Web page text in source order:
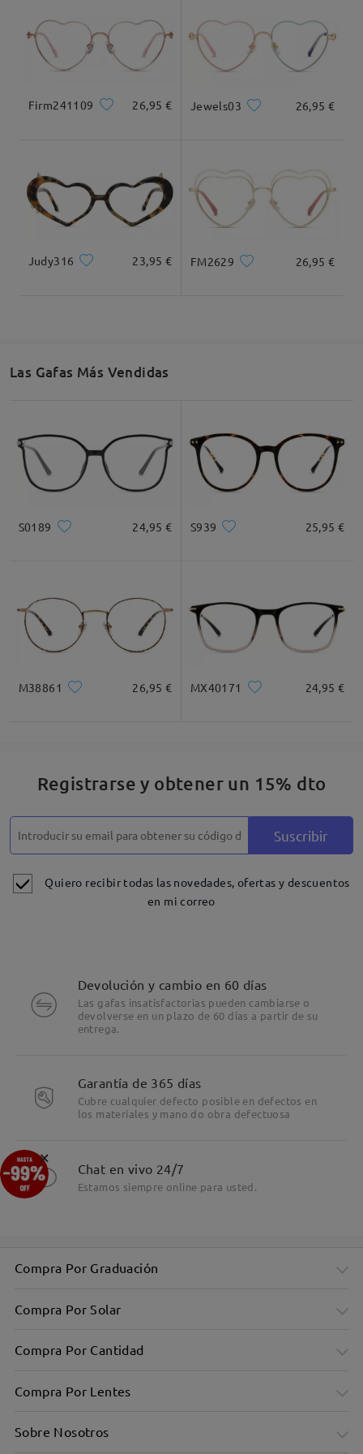
Leer todos los
comentarios
Deje su comentario
Llegado
Firm241109 26,95 € Jewels03 26,95 €
Judy316 23,95 € FM2629 26,95 €
Las Gafas Más Vendidas
S0189 24,95 € S939 25,95 €
M38861 26,95 € MX40171 24,95 €
Registrarse y obtener un 15% dto
Suscribir
Quiero recibir todas las novedades, ofertas y descuentos
en mi correo
Devolución y cambio en 60 días
Las gafas insatisfactorias pueden cambiarse o
devolverse en un plazo de 60 días a partir de su
entrega.
Garantía de 365 días
Cubre cualquier defecto posible en defectos en
los materiales y mano do obra defectuosa
Chat en vivo 24/7
Estamos siempre online para usted.
Compra Por Graduación
Compra Por Solar
Compra Por Cantidad
Compra Por Lentes
Sobre Nosotros
×